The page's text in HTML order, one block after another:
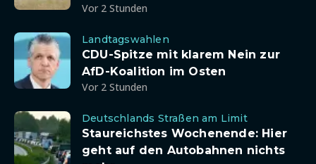
Vor 2 Stunden
Landtagswahlen
CDU-Spitze mit klarem Nein zur
AfD-Koalition im Osten
Vor 2 Stunden
Deutschlands Straßen am Limit
Staureichstes Wochenende: Hier
geht auf den Autobahnen nichts